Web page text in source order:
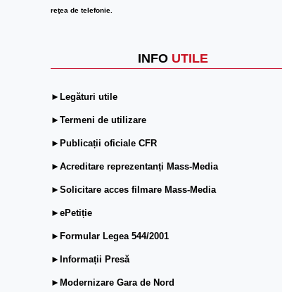
reţea de telefonie.
INFO UTILE
►Legături utile
►Termeni de utilizare
►Publicații oficiale CFR
►Acreditare reprezentanți Mass-Media
►Solicitare acces filmare Mass-Media
►ePetiție
►Formular Legea 544/2001
►Informații Presă
►Modernizare Gara de Nord